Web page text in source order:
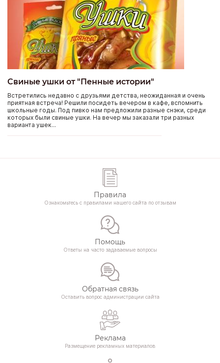
Свиные ушки от "Пенные истории"
Встретились недавно с друзьями детства, неожиданная и очень
приятная встреча! Решили посидеть вечером в кафе, вспомнить
школьные годы. Под пивко нам предложили разные снэки, среди
которых были свиные ушки. На вечер мы заказали три разных
варианта ушек...
Правила
Ознакомьтесь с правилами нашего сайта по отзывам
Помощь
Ответы на часто задаваемые вопросы
Обратная связь
Оставить вопрос администрации сайта
Реклама
Размещение рекламных материалов